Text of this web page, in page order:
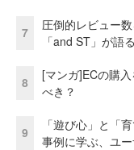
7
圧倒的レビュー
「and ST」が語る
8
[マンガ]ECの購
べき？
9
「遊び心」と「
事例に学ぶ、ユ